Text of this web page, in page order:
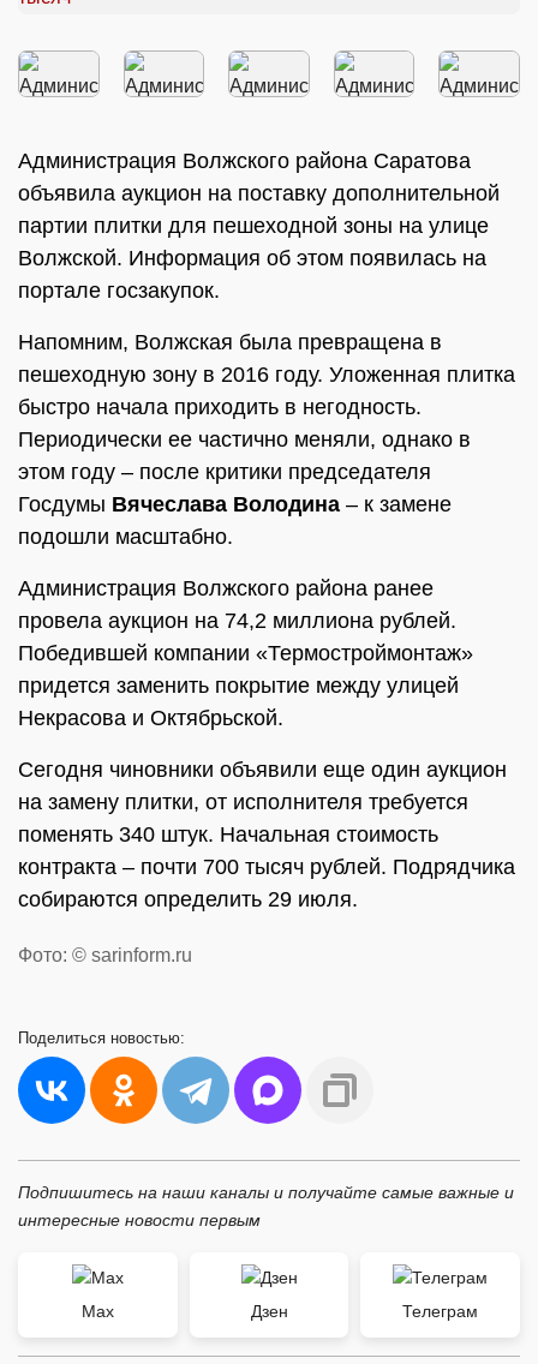
Администрация Волжского района Саратова
объявила аукцион на поставку дополнительной
партии плитки для пешеходной зоны на улице
Волжской. Информация об этом появилась на
портале госзакупок.
Напомним, Волжская была превращена в
пешеходную зону в 2016 году. Уложенная плитка
быстро начала приходить в негодность.
Периодически ее частично меняли, однако в
этом году – после критики председателя
Госдумы Вячеслава Володина – к замене
подошли масштабно.
Администрация Волжского района ранее
провела аукцион на 74,2 миллиона рублей.
Победившей компании «Термостроймонтаж»
придется заменить покрытие между улицей
Некрасова и Октябрьской.
Сегодня чиновники объявили еще один аукцион
на замену плитки, от исполнителя требуется
поменять 340 штук. Начальная стоимость
контракта – почти 700 тысяч рублей. Подрядчика
собираются определить 29 июля.
Фото: © sarinform.ru
Поделиться новостью:
Подпишитесь на наши каналы и получайте самые важные и
интересные новости первым
Max Дзен Телеграм